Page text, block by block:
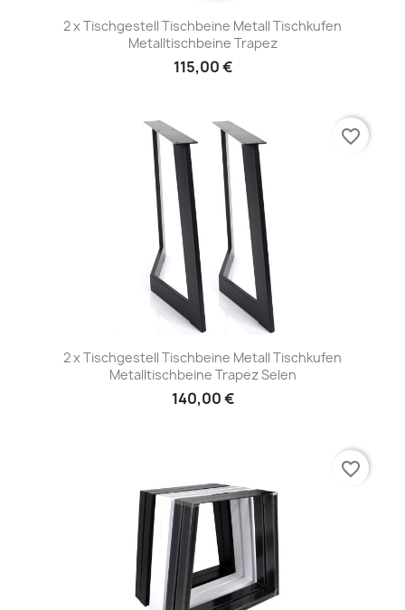
2 x Tischgestell Tischbeine Metall Tischkufen
Metalltischbeine Trapez
115,00 €
2 x Tischgestell Tischbeine Metall Tischkufen
Metalltischbeine Trapez Selen
140,00 €
favorite_border
favorite_border